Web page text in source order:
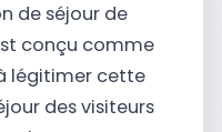
de séjour de
conçu comme
légitimer cette
des visiteurs